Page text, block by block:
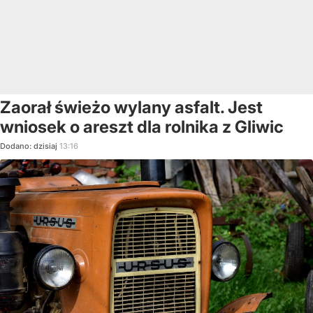
Zaorał świeżo wylany asfalt. Jest
wniosek o areszt dla rolnika z Gliwic
Dodano: dzisiaj 13:16